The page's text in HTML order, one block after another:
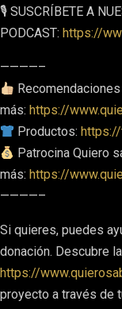
🎙 SUSCRÍBETE A
PODCAST: https://
————–
más: https://
Productos:https://
Patrocina Quiero
más: https://
————–
Si quieres, puedes
donación. Descubre
https://
proyecto a través de